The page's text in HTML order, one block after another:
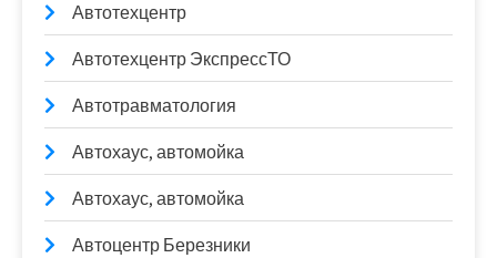
Автотехцентр
Автотехцентр ЭкспрессТО
Автотравматология
Автохаус, автомойка
Автохаус, автомойка
Автоцентр Березники